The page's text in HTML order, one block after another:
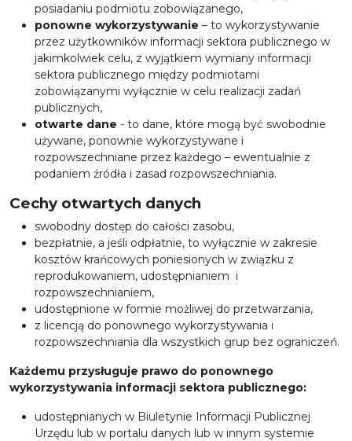
posiadaniu podmiotu zobowiązanego,
ponowne wykorzystywanie – to wykorzystywanie
przez użytkowników informacji sektora publicznego w
jakimkolwiek celu, z wyjątkiem wymiany informacji
sektora publicznego między podmiotami
zobowiązanymi wyłącznie w celu realizacji zadań
publicznych,
otwarte dane - to dane, które mogą być swobodnie
używane, ponownie wykorzystywane i
rozpowszechniane przez każdego – ewentualnie z
podaniem źródła i zasad rozpowszechniania.
Cechy otwartych danych
swobodny dostęp do całości zasobu,
bezpłatnie, a jeśli odpłatnie, to wyłącznie w zakresie
kosztów krańcowych poniesionych w związku z
reprodukowaniem, udostępnianiem i
rozpowszechnianiem,
udostępnione w formie możliwej do przetwarzania,
z licencją do ponownego wykorzystywania i
rozpowszechniania dla wszystkich grup bez ograniczeń.
Każdemu przysługuje prawo do ponownego
wykorzystywania informacji sektora publicznego:
udostępnianych w Biuletynie Informacji Publicznej
Urzędu lub w portalu danych lub w innym systemie